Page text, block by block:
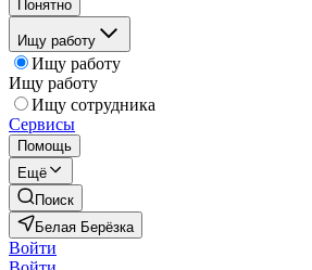
Понятно
Ищу работу
Ищу работу
Ищу работу
Ищу сотрудника
Сервисы
Помощь
Ещё
Поиск
Белая Берёзка
Войти